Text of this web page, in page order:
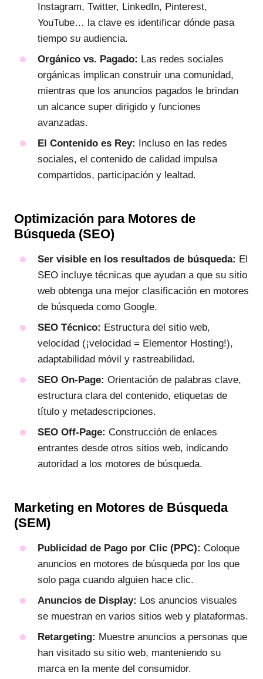
Instagram, Twitter, LinkedIn, Pinterest,
YouTube… la clave es identificar dónde pasa
tiempo su audiencia.
Orgánico vs. Pagado: Las redes sociales
orgánicas implican construir una comunidad,
mientras que los anuncios pagados le brindan
un alcance super dirigido y funciones
avanzadas.
El Contenido es Rey: Incluso en las redes
sociales, el contenido de calidad impulsa
compartidos, participación y lealtad.
Optimización para Motores de
Búsqueda (SEO)
Ser visible en los resultados de búsqueda: El
SEO incluye técnicas que ayudan a que su sitio
web obtenga una mejor clasificación en motores
de búsqueda como Google.
SEO Técnico: Estructura del sitio web,
velocidad (¡velocidad = Elementor Hosting!),
adaptabilidad móvil y rastreabilidad.
SEO On-Page: Orientación de palabras clave,
estructura clara del contenido, etiquetas de
título y metadescripciones.
SEO Off-Page: Construcción de enlaces
entrantes desde otros sitios web, indicando
autoridad a los motores de búsqueda.
Marketing en Motores de Búsqueda
(SEM)
Publicidad de Pago por Clic (PPC): Coloque
anuncios en motores de búsqueda por los que
solo paga cuando alguien hace clic.
Anuncios de Display: Los anuncios visuales
se muestran en varios sitios web y plataformas.
Retargeting: Muestre anuncios a personas que
han visitado su sitio web, manteniendo su
marca en la mente del consumidor.